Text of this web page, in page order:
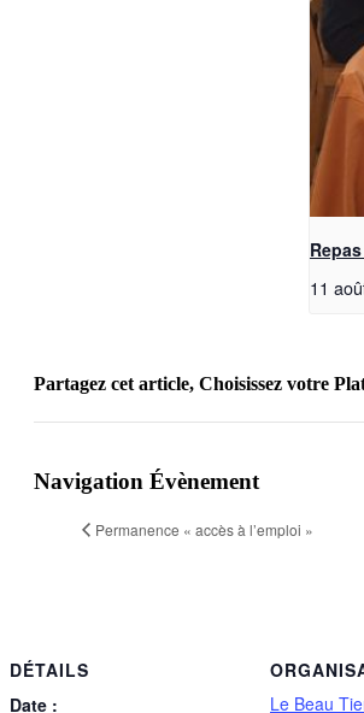
11
Partagez cet article, Choisissez votre
Navigation Évènement
Permanence « accès à l’emploi »
DÉTAILS
Date :
Le Beau